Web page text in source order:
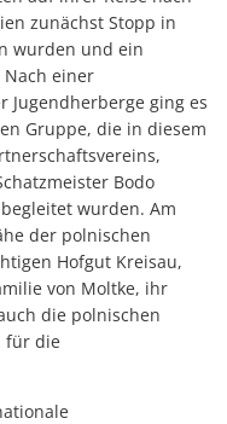
zunächst Stopp in
wurden und ein
Nach einer
Jugendherberge ging es
Gruppe, die in diesem
Bodo
wurden. Am
der polnischen
Hofgut Kreisau,
von Moltke, ihr
die polnischen
für die